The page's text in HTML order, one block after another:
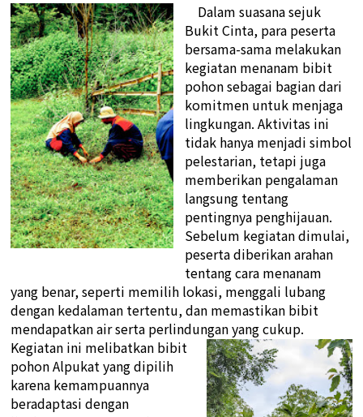
Dalam suasana sejuk
Bukit Cinta, para peserta
bersama-sama melakukan
kegiatan menanam bibit
pohon sebagai bagian dari
komitmen untuk menjaga
lingkungan. Aktivitas ini
tidak hanya menjadi simbol
pelestarian, tetapi juga
memberikan pengalaman
langsung tentang
pentingnya penghijauan.
Sebelum kegiatan dimulai,
peserta diberikan arahan
tentang cara menanam
yang benar, seperti memilih lokasi, menggali lubang
dengan kedalaman tertentu, dan memastikan bibit
mendapatkan air serta perlindungan yang cukup.
Kegiatan ini melibatkan bibit
pohon Alpukat yang dipilih
karena kemampuannya
beradaptasi dengan